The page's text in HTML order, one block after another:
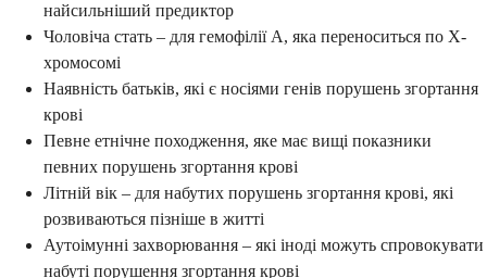
найсильніший предиктор
Чоловіча стать – для гемофілії А, яка переноситься по Х-
хромосомі
Наявність батьків, які є носіями генів порушень згортання
крові
Певне етнічне походження, яке має вищі показники
певних порушень згортання крові
Літній вік – для набутих порушень згортання крові, які
розвиваються пізніше в житті
Аутоімунні захворювання – які іноді можуть спровокувати
набуті порушення згортання крові